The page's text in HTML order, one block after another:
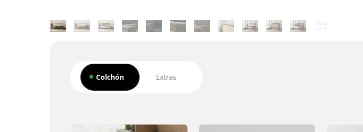
Colchón Extras